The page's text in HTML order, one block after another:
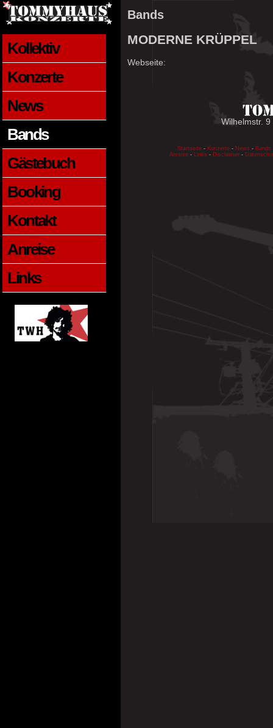
Kollektiv
Konzerte
News
Bands
Gästebuch
Booking
Kontakt
Anreise
Links
Bands
MODERNE KRÜPPEL
Webseite:
Wilhelmstr.
Startseite - Konzerte - News - Bands
Anreise - Links - Disclaimer -